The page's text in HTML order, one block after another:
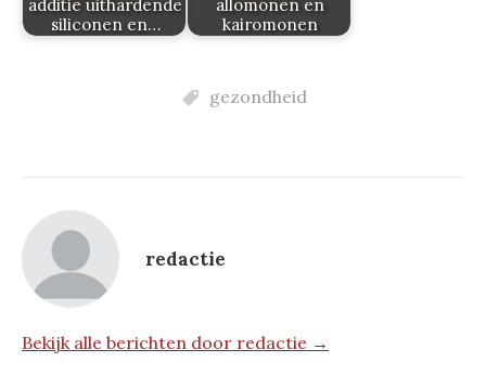
additie uithardende
siliconen en…
allomonen en
kairomonen
gezondheid
redactie
Bekijk alle berichten door redactie →